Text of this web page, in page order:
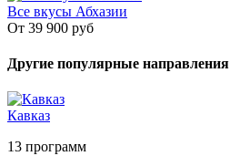
Все вкусы Абхазии
От 39 900 руб
Другие популярные направления
Кавказ
13 программ